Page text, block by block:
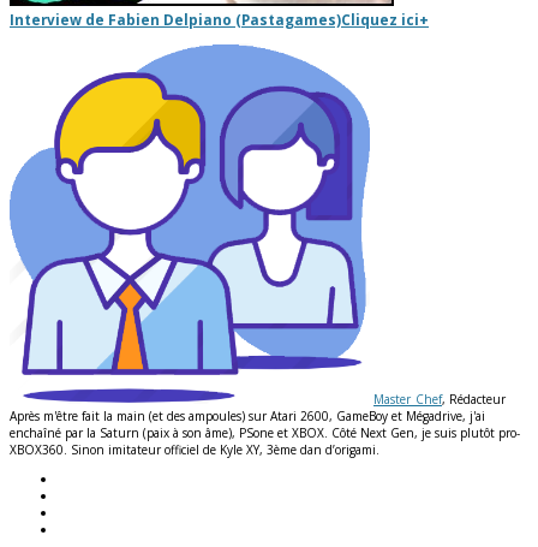
Interview de Fabien Delpiano (Pastagames)Cliquez ici+
Master_Chef, Rédacteur
Après m'être fait la main (et des ampoules) sur Atari 2600, GameBoy et Mégadrive, j'ai
enchaîné par la Saturn (paix à son âme), PSone et XBOX. Côté Next Gen, je suis plutôt pro-
XBOX360. Sinon imitateur officiel de Kyle XY, 3ème dan d’origami.